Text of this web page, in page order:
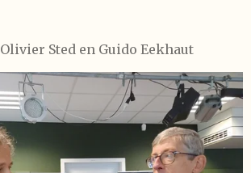
Olivier Sted en Guido Eekhaut